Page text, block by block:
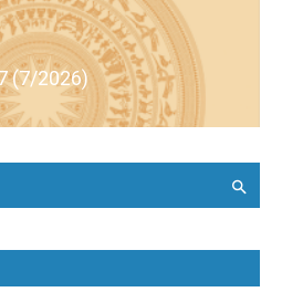
(7/2026)